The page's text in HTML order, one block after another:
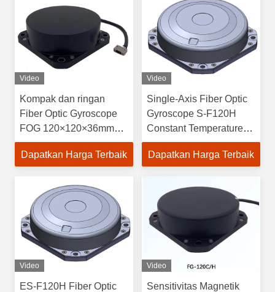
Video
Kompak dan ringan
Fiber Optic Gyroscope
FOG 120×120×36mm
dengan ≤10 Scale
Factor Asymmetry
Dapatkan Harga Terbaik
Video
Single-Axis Fiber Optic
Gyroscope S-F120H
Constant Temperature
-50 C -75 C Precision
Zero Bias Repeatability
Dapatkan Harga Terbaik
Video
ES-F120H Fiber Optic
Video
Sensitivitas Magnetik